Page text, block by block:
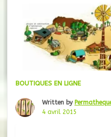
BOUTIQUES EN LIGNE
Written by
4 avril 2015